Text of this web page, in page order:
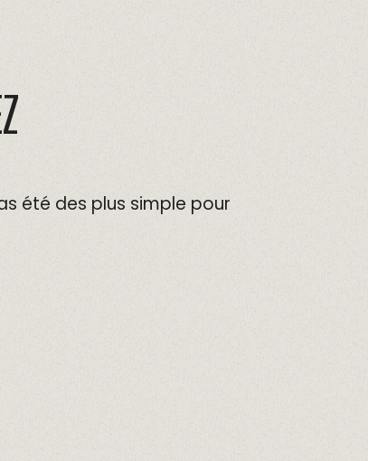
été des plus simple pour